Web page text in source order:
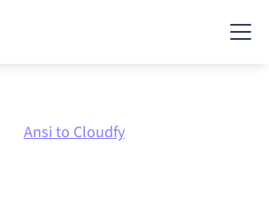
Ansi to Cloudfy